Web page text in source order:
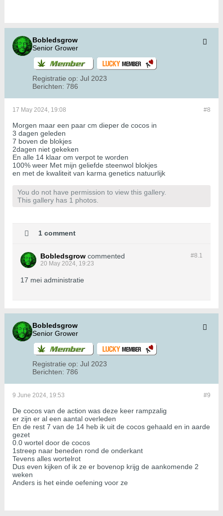
Bobledsgrow
Senior Grower
Registratie op: Jul 2023
Berichten: 786
#8
17 May 2024, 19:08
Morgen maar een paar cm dieper de cocos in
3 dagen geleden
7 boven de blokjes
2dagen niet gekeken
En alle 14 klaar om verpot te worden
100% weer Met mijn geliefde steenwol blokjes
en met de kwaliteit van karma genetics natuurlijk
You do not have permission to view this gallery.
This gallery has 1 photos.
1 comment
#8.1
Bobledsgrow commented
20 May 2024, 19:23
17 mei administratie
Bobledsgrow
Senior Grower
Registratie op: Jul 2023
Berichten: 786
#9
9 June 2024, 19:53
De cocos van de action was deze keer rampzalig
er zijn er al een aantal overleden
En de rest 7 van de 14 heb ik uit de cocos gehaald en in aarde
gezet
0.0 wortel door de cocos
1streep naar beneden rond de onderkant
Tevens alles wortelrot
Dus even kijken of ik ze er bovenop krijg de aankomende 2
weken
Anders is het einde oefening voor ze